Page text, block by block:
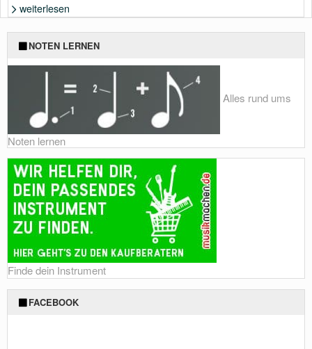
antoniodiaz
weiterlesen
NOTEN LERNEN
Alles rund ums
Noten lernen
Finde dein Instrument
FACEBOOK